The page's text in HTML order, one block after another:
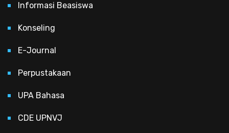
Informasi Beasiswa
Konseling
E-Journal
Perpustakaan
UPA Bahasa
CDE UPNVJ